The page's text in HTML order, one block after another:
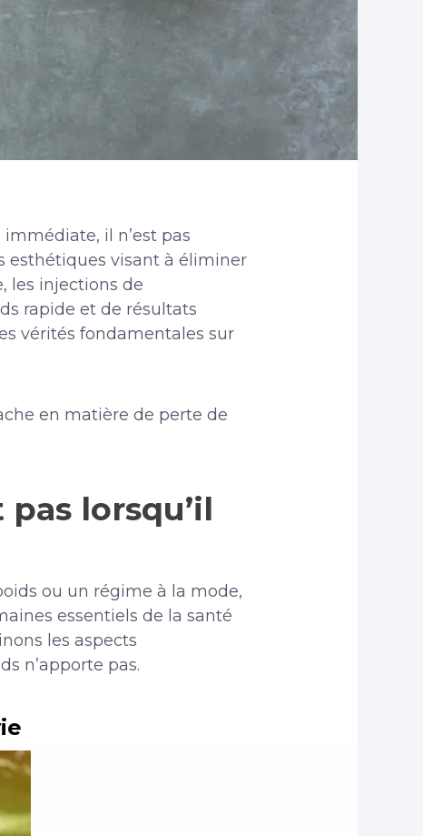
il n’est pas
esthétiques visant à éliminer
les injections de
rapide et de résultats
vérités fondamentales sur
en matière de perte de
lorsqu’il
ou un régime à la mode,
essentiels de la santé
les aspects
n’apporte pas.